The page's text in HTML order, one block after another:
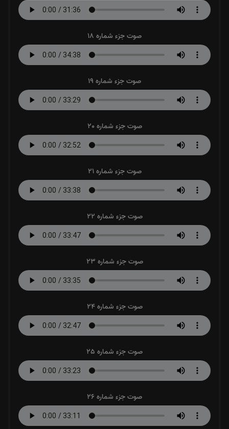
صوت جزء شماره 18
صوت جزء شماره 19
صوت جزء شماره 20
صوت جزء شماره 21
صوت جزء شماره 22
صوت جزء شماره 23
صوت جزء شماره 24
صوت جزء شماره 25
صوت جزء شماره 26